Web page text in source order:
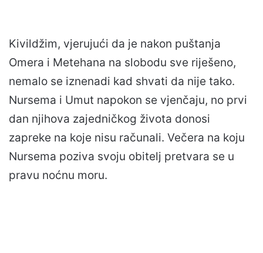
Kivildžim, vjerujući da je nakon puštanja
Omera i Metehana na slobodu sve riješeno,
nemalo se iznenadi kad shvati da nije tako.
Nursema i Umut napokon se vjenčaju, no prvi
dan njihova zajedničkog života donosi
zapreke na koje nisu računali. Večera na koju
Nursema poziva svoju obitelj pretvara se u
pravu noćnu moru.